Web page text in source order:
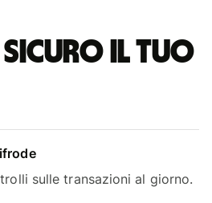
sicuro il tuo
sulle transazioni al giorno.